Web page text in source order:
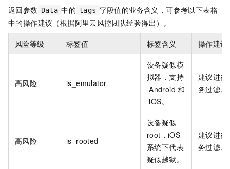
返回参数 Data 中的 tags 字段值的业务含义，可参考以下表格
中的操作建议（根据阿里云风控团队经验得出）。
风险等级 标签值 标签含义 操作建议
高风险 is_emulator
设备疑似模
拟器，支持
Android 和
iOS。
建议进行
务过滤。
高风险 is_rooted
设备疑似
root，iOS
系统下代表
疑似越狱。
建议进行
务过滤。